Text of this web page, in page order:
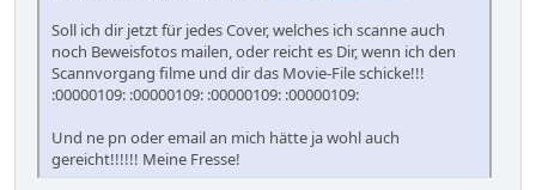
Soll ich dir jetzt für jedes Cover, welches ich scanne auch
noch Beweisfotos mailen, oder reicht es Dir, wenn ich den
Scannvorgang filme und dir das Movie-File schicke!!!
:00000109: :00000109: :00000109: :00000109:
Und ne pn oder email an mich hätte ja wohl auch
gereicht!!!!!! Meine Fresse!